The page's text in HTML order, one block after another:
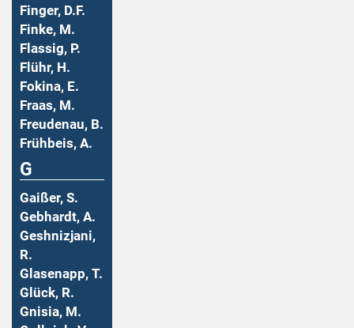
Finger, D.F.
Finke, M.
Flassig, P.
Flühr, H.
Fokina, E.
Fraas, M.
Freudenau, B.
Frühbeis, A.
G
Gaißer, S.
Gebhardt, A.
Geshnizjani,
R.
Glasenapp, T.
Glück, R.
Gnisia, M.